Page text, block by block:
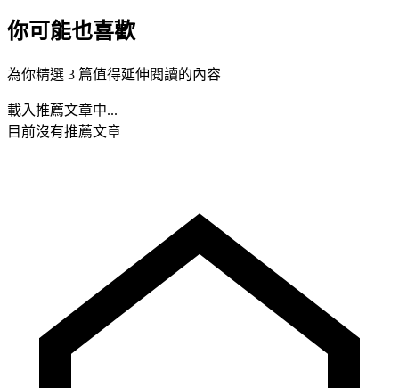
你可能也喜歡
為你精選 3 篇值得延伸閱讀的內容
載入推薦文章中...
目前沒有推薦文章